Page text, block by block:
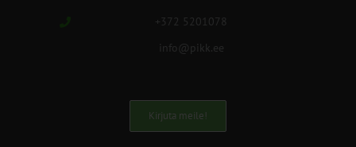
+372 5201078
info@pikk.ee
Kirjuta meile!